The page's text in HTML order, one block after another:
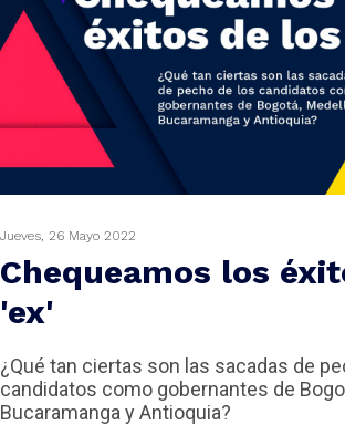
ZOOM
Jueves, 26 Mayo 2022
Chequeamos los
'ex'
¿Qué tan ciertas son las sacadas de
candidatos como gobernantes de
Bucaramanga y Antioquia?